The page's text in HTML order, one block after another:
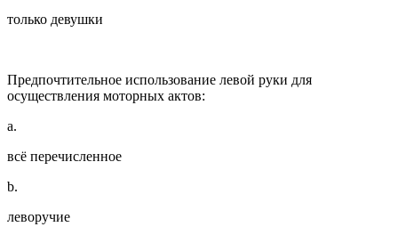
только девушки
Предпочтительное использование левой руки для
осуществления моторных актов:
a.
всё перечисленное
b.
леворучие